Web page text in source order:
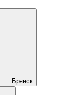
Брянск